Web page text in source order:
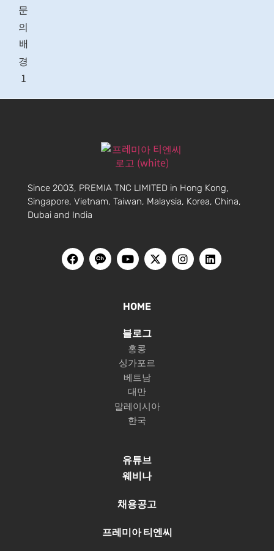
Since 2003, PREMIA TNC LIMITED in Hong Kong,
Singapore, Vietnam, Taiwan, Malaysia, Korea, China,
Dubai and India
HOME
블로그
홍콩
싱가포르
베트남
대만
말레이시아
한국
유튜브
웨비나
채용공고
프레미아 티엔씨